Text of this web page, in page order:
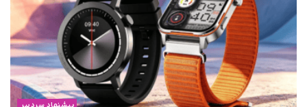
پیشنهاد سردبیر